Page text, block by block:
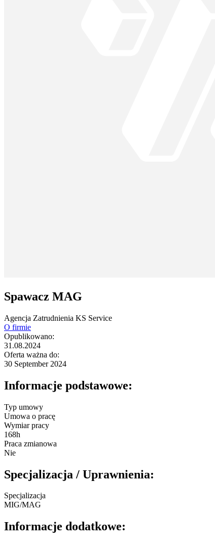
Spawacz MAG
Agencja Zatrudnienia KS Service
O firmie
Opublikowano:
31.08.2024
Oferta ważna do:
30 September 2024
Informacje podstawowe:
Typ umowy
Umowa o pracę
Wymiar pracy
168h
Praca zmianowa
Nie
Specjalizacja / Uprawnienia:
Specjalizacja
MIG/MAG
Informacje dodatkowe: